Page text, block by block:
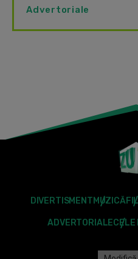
Advertoriale
DIVERTISMENT MUZICĂ
ADVERTORIALECELE